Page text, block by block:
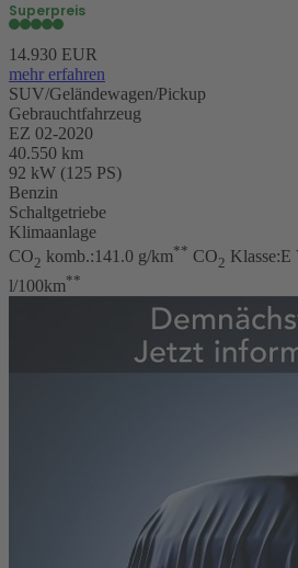
Superpreis
14.930 EUR
mehr erfahren
SUV/Geländewagen/Pickup
Gebrauchtfahrzeug
EZ 02-2020
40.550 km
92 kW (125 PS)
Benzin
Schaltgetriebe
Klimaanlage
CO2 komb.:141.0 g/km** CO2 Klasse:E
l/100km**